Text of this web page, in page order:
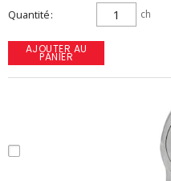
Quantité ch
AJOUTER AU
PANIER